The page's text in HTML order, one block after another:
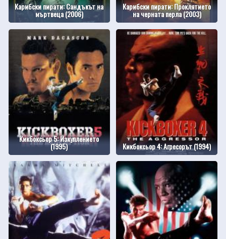
Карибски пирати: Сандъкът на
мъртвеца (2006)
Карибски пирати: Проклятието
на черната перла (2003)
Кикбоксьор 5: Изкуплението
(1995) Кикбоксьор 4: Агресорът (1994)